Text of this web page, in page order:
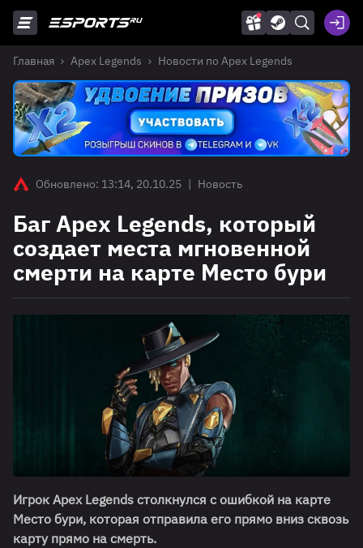
Главная Apex Legends Новости по Apex Legends
Обновлено: 13:14, 20.10.25 | Новость
Баг Apex Legends, который
создает места мгновенной
смерти на карте Место бури
Игрок Apex Legends столкнулся с ошибкой на карте
Место бури, которая отправила его прямо вниз сквозь
карту прямо на смерть.